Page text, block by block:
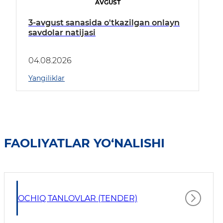
AVGUST
3-avgust sanasida o'tkazilgan onlayn
savdolar natijasi
04.08.2026
Yangiliklar
FAOLIYATLAR YO‘NALISHI
OCHIQ TANLOVLAR (TENDER)